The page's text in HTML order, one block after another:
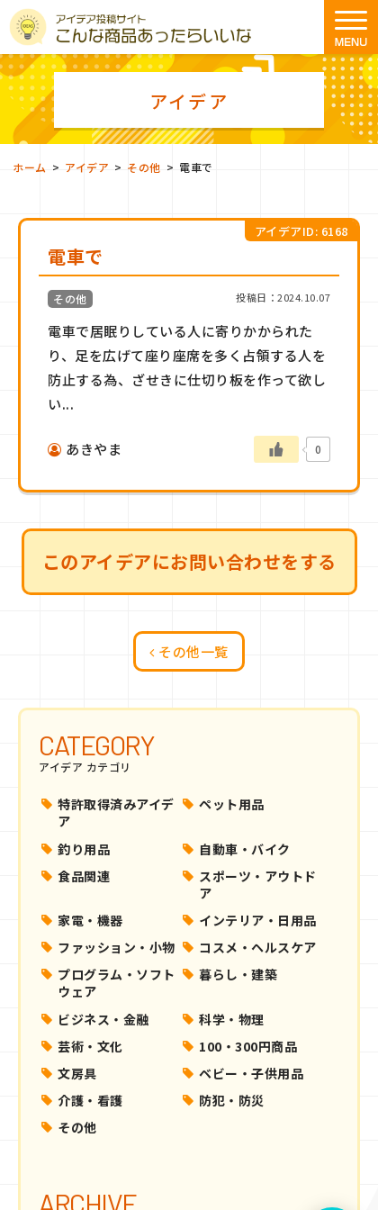
アイデア
ホーム > アイデア > その他 > 電車で
電車で
アイデアID: 6168
その他 投稿日：2024.10.07
電車で居眠りしている人に寄りかかられた
り、足を広げて座り座席を多く占領する人を
防止する為、ざせきに仕切り板を作って欲し
い...
あきやま 0
このアイデアにお問い合わせをする
その他一覧
CATEGORY
アイデア カテゴリ
特許取得済みアイデ
ア
ペット用品
釣り用品
自動車・バイク
食品関連
スポーツ・アウトド
ア
家電・機器
インテリア・日用品
ファッション・小物
コスメ・ヘルスケア
プログラム・ソフト
ウェア
暮らし・建築
ビジネス・金融
科学・物理
芸術・文化
100・300円商品
文房具
ベビー・子供用品
介護・看護
防犯・防災
その他
ARCHIVE